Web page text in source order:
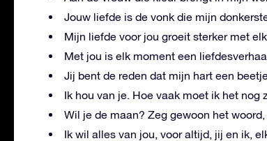
Jouw liefde is de vonk die mijn
Mijn liefde voor jou groeit sterker met
Met jou is elk moment een
Jij bent de reden dat mijn hart een
Ik hou van je. Hoe vaak moet ik het nog
Wil je de maan? Zeg gewoon het
Ik wil alles van jou, voor altijd, jij en ik,